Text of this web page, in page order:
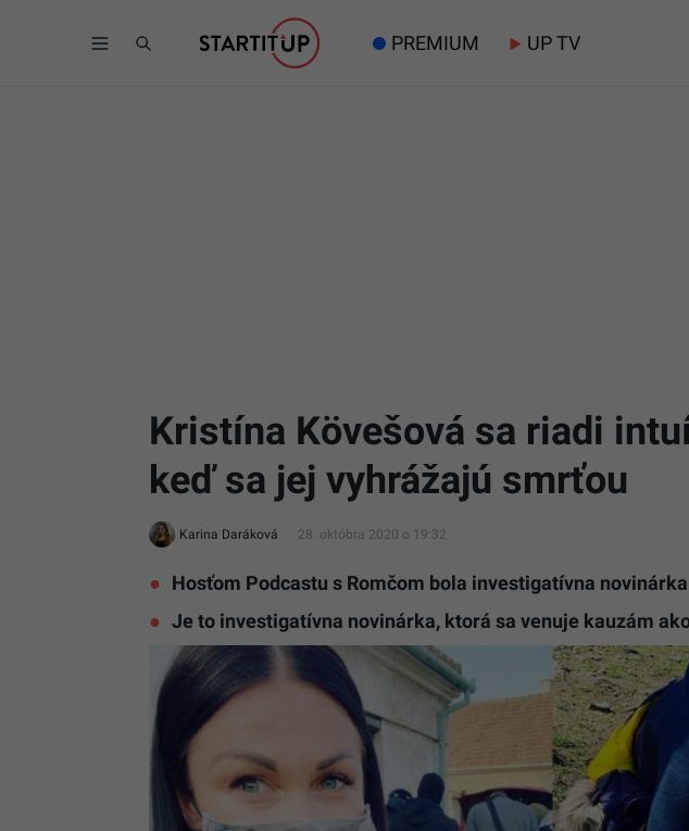
PREMIUM UP TV
Kristína Kövešová sa riadi
keď sa jej vyhrážajú smrťou
Karina Daráková 28. októbra 2020 o 19:32
Hosťom Podcastu s Romčom bola investigatívna
Je to investigatívna novinárka, ktorá sa venuje kauzám